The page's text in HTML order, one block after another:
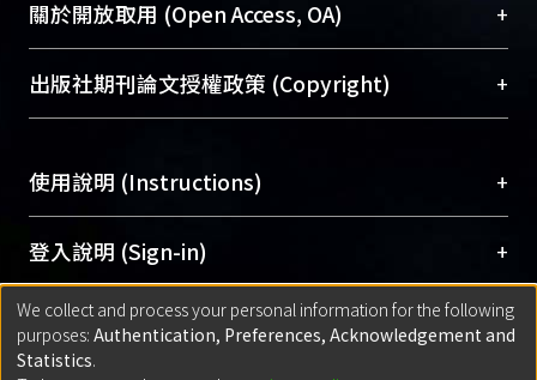
To permanently archive and promote researcher
profiles and scholarly works, Library integrates the
services of “NTU Repository” with “Academic
Sciences Library)
關於開放取用 (Open Access, OA) +
開放取用是從使用者角度提升資訊取用性的社會運
動，應用在學術研究上是透過將研究著作公開供使
用逐年攀升。同時可加速研究發展、提升研究影響
Archive）平台。 （點選深入了解OA）
出版社期刊論文授權政策 (Copyright) +
含部分內容的版權非匯入者所有，或由第三方贊
助與合作完成，請確認該版權所有者及第三方同
意提供此授權。
Please represent that the submission is your
original work, and that you have the right to
grant the rights to upload.
使用說明 (Instructions) +
網站簡介(Quickstart Guide)
使用手冊(Instruction Manual)
線上預約服務(Booking Service)
登入說明 (Sign-in) +
方案一：臺灣大學計算機中心帳號登入
(With C&INC Email Account)
匯入著作 (Submission) +
We collect and process your personal information for the following
purposes: Authentication, Preferences, Acknowledgement and
Statistics.